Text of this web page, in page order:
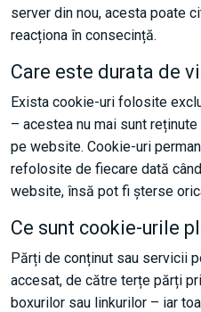
server din nou, acesta poate
reacționa în consecință.
Care este durata de
Exista cookie-uri folosite
– acestea nu mai sunt
pe website. Cookie-uri
refolosite de fiecare dată
website, însă pot fi șterse
Ce sunt cookie-urile
Părți de conținut sau servicii
accesat, de către terțe părți
boxurilor sau linkurilor – iar